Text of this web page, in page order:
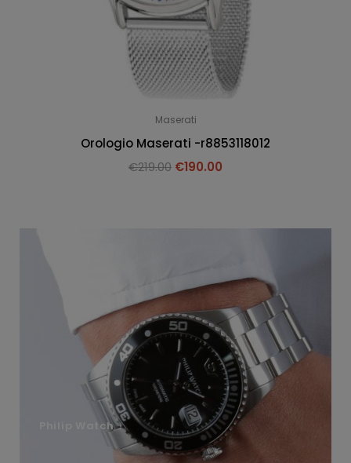
Maserati
Orologio Maserati -r8853118012
€219.00 €190.00
Philip Watch